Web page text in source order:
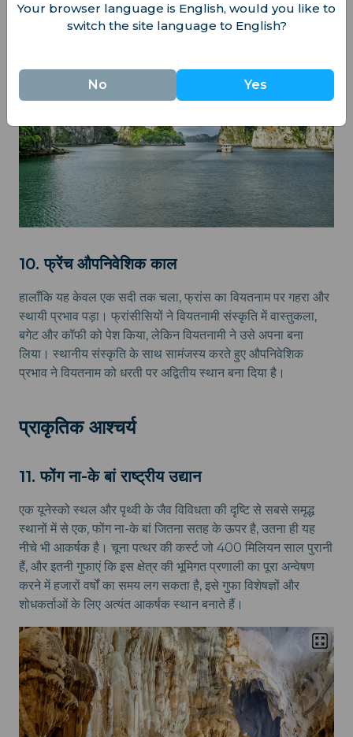
10. फ्रेंच औपनिवेशिक काल
हालाँकि यह केवल एक सदी तक चला, फ्रांस का वियतनाम पर गहरा और
स्थायी प्रभाव पड़ा। फ्रांसीसियों ने वियतनामी संस्कृति में वास्तुकला,
बगेट और कॉफी को पेश किया, लेकिन वियतनामी ने उसे अपना बना
लिया। स्थानीय संस्कृति के साथ सामंजस्य करते हुए औपनिवेशिक
प्रभाव ने वियतनाम को धरती पर अद्वितीय स्थान बना दिया है।
प्राकृतिक आश्चर्य
11. फोंग ना-के बां राष्ट्रीय उद्यान
एक यूनेस्को स्थल और पृथ्वी के जैव विविधता की दृष्टि से सबसे समृद्ध
स्थानों में से एक, फोंग ना-के बां जितना सतह के ऊपर है, उतना ही यह
नीचे भी आकर्षक है। चूना पत्थर की कर्स्ट जो 400 मिलियन साल पुरानी
हैं, और इतनी गुफाएं कि इस क्षेत्र की भूमिगत प्रणाली का पूरा अन्वेषण
करने में हजारों वर्षों का समय लग सकता है, इसे गुफा विशेषज्ञों और
शोधकर्ताओं के लिए अत्यंत आकर्षक स्थान बनाते हैं।
Your browser language is English, would you like to
switch the site language to English?
No Yes